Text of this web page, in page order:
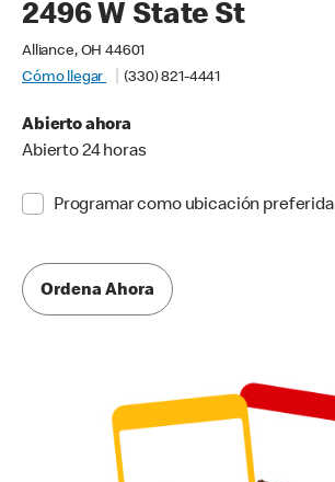
2496 W State St
Alliance, OH 44601
Cómo llegar
(330) 821-4441
Abierto ahora
Abierto 24 horas
Programar como ubicación preferida
Ordena Ahora